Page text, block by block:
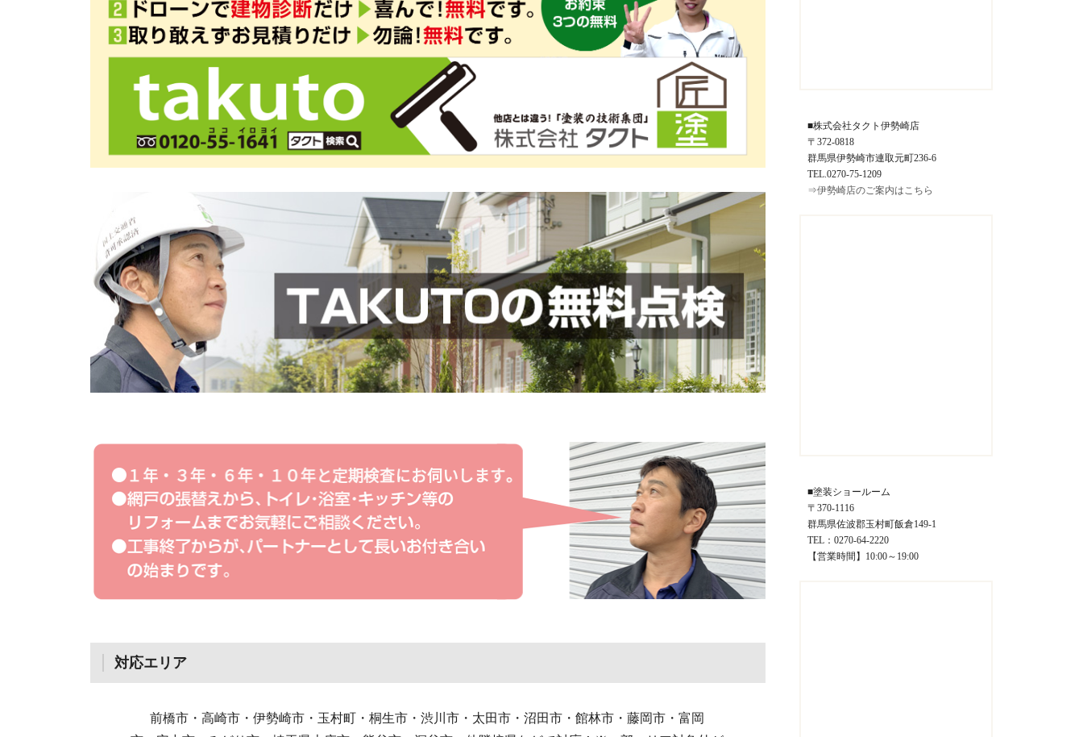
対応エリア
前橋市・高崎市・伊勢崎市・玉村町・桐生市・渋川市・太田市・沼田市・館林市・藤岡市・富岡
■株式会社タクト伊勢崎店
〒372-0818
群馬県伊勢崎市連取元町236-6
TEL.0270-75-1209
⇒伊勢崎店のご案内はこちら
■塗装ショールーム
〒370-1116
群馬県佐波郡玉村町飯倉149-1
TEL：0270-64-2220
【営業時間】10:00～19:00